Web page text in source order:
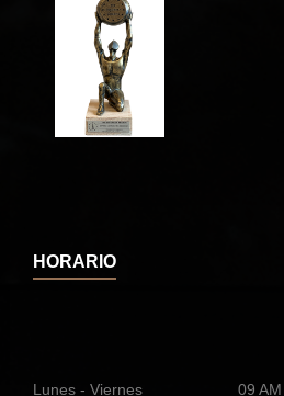
HORARIO
Lunes - Viernes 09